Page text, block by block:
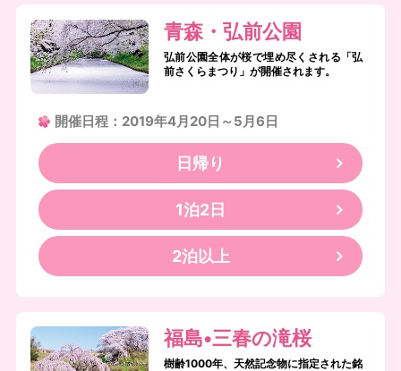
青森・弘前公園
弘前公園全体が桜で埋め尽くされる「弘
前さくらまつり」が開催されます。
開催日程：2019年4月20日～5月6日
日帰り
1泊2日
2泊以上
福島•三春の滝桜
樹齢1000年、天然記念物に指定された銘